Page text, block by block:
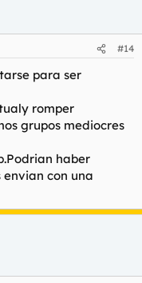
#14
para ser
romper
grupos mediocres
haber
con una